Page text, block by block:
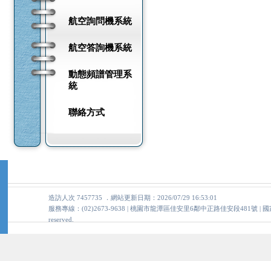
航空詢問機系統
航空答詢機系統
動態頻譜管理系
統
聯絡方式
造訪人次 7457735 ．網站更新日期：2026/07/29 16:53:01
服務專線：(02)2673-9638 | 桃園市龍潭區佳安里6鄰中正路佳安段481號 |
reserved.